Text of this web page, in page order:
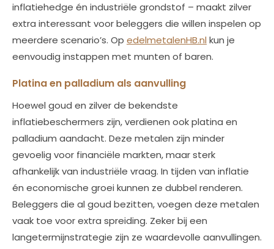
inflatiehedge én industriële grondstof – maakt zilver
extra interessant voor beleggers die willen inspelen op
meerdere scenario’s. Op edelmetalenHB.nl kun je
eenvoudig instappen met munten of baren.
Platina en palladium als aanvulling
Hoewel goud en zilver de bekendste
inflatiebeschermers zijn, verdienen ook platina en
palladium aandacht. Deze metalen zijn minder
gevoelig voor financiële markten, maar sterk
afhankelijk van industriële vraag. In tijden van inflatie
én economische groei kunnen ze dubbel renderen.
Beleggers die al goud bezitten, voegen deze metalen
vaak toe voor extra spreiding. Zeker bij een
langetermijnstrategie zijn ze waardevolle aanvullingen.